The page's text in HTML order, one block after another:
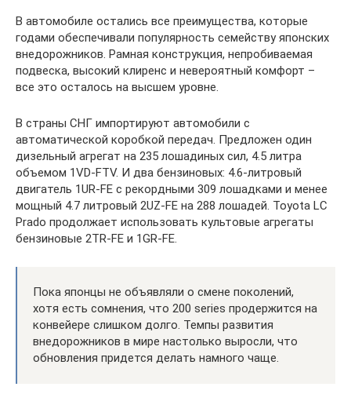
В автомобиле остались все преимущества, которые
годами обеспечивали популярность семейству японских
внедорожников. Рамная конструкция, непробиваемая
подвеска, высокий клиренс и невероятный комфорт –
все это осталось на высшем уровне.
В страны СНГ импортируют автомобили с
автоматической коробкой передач. Предложен один
дизельный агрегат на 235 лошадиных сил, 4.5 литра
объемом 1VD-FTV. И два бензиновых: 4.6-литровый
двигатель 1UR-FE с рекордными 309 лошадками и менее
мощный 4.7 литровый 2UZ-FE на 288 лошадей. Toyota LC
Prado продолжает использовать культовые агрегаты
бензиновые 2TR-FE и 1GR-FE.
Пока японцы не объявляли о смене поколений,
хотя есть сомнения, что 200 series продержится на
конвейере слишком долго. Темпы развития
внедорожников в мире настолько выросли, что
обновления придется делать намного чаще.